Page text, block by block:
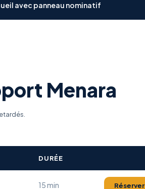
avec panneau nominatif
Menara
DURÉE
15 min Réserver